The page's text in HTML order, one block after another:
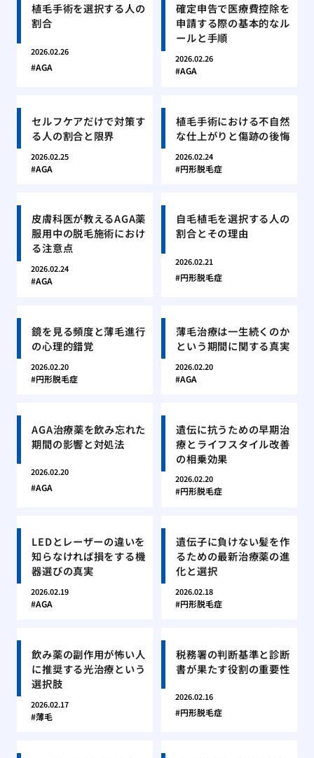
植毛手術を選択する人の
割合
2026.02.26
AGA
確定申告で医療費控除を
申請する際の基本的なル
ールと手順
2026.02.26
AGA
セルフケアだけで対策す
る人の割合と限界
2026.02.25
AGA
植毛手術における不自然
な仕上がりと傷跡の後悔
2026.02.24
円形脱毛症
皮膚科医が教えるAGA薬
服用中の脱毛施術におけ
る注意点
2026.02.24
AGA
自毛植毛を選択する人の
割合とその理由
2026.02.21
円形脱毛症
鏡を見る頻度と薄毛進行
の心理的錯覚
2026.02.20
円形脱毛症
薄毛治療は一生続くのか
という期間に関する真実
2026.02.20
AGA
AGA治療薬を飲み忘れた
期間の影響と対処法
2026.02.20
AGA
遺伝に抗うための早期治
療とライフスタイル改善
の相乗効果
2026.02.20
円形脱毛症
LEDとレーザーの違いを
知らなければ損をする機
器選びの真実
2026.02.19
AGA
遺伝子に負けない髪を作
るための最新治療薬の進
化と選択
2026.02.18
円形脱毛症
飲み薬の副作用が怖い人
に推奨する光治療という
選択肢
2026.02.17
薄毛
税務署の判断基準と診断
書が果たす役割の重要性
2026.02.16
円形脱毛症